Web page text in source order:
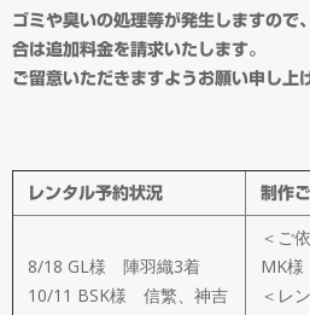
ー
メ
イ
ド
製
ゴミや臭いの処理等が発生しますので
合は追加料金を請求いたします。
ご留意いただきますようお願い申し上
レンタル予約状況 制作
8/18 GL様 陣羽織3着
10/11 BSK様 信繁、神吉
＜ご
MK様
＜レ